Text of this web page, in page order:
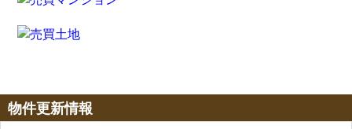
物件更新情報